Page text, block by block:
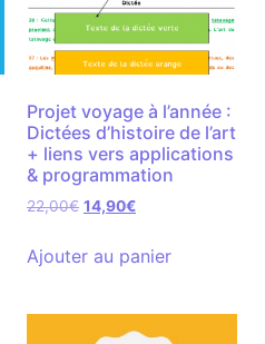
Projet voyage à l’année :
Dictées d’histoire de l’art
+ liens vers applications
& programmation
22,00€ 14,90€
Ajouter au panier